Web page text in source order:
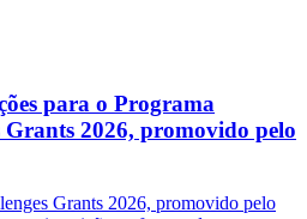
para o Programa
Grants 2026, promovido pelo
Grants 2026, promovido pelo